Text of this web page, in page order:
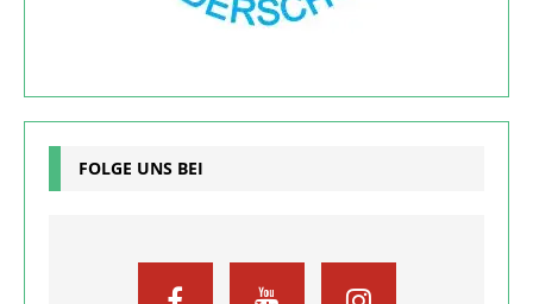
FOLGE UNS BEI